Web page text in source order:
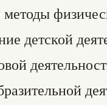
детской